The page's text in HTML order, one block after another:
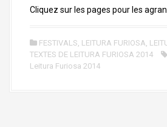
Cliquez sur les pages pour les
FESTIVALS, LEITURA FURIOSA,
TEXTES DE LEITURA FURIOSA 2014
Leitura Furiosa 2014